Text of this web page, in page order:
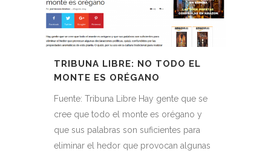
TRIBUNA LIBRE: NO TODO EL
MONTE ES ORÉGANO
Fuente: Tribuna Libre Hay gente que se
cree que todo el monte es orégano y
que sus palabras son suficientes para
eliminar el hedor que provocan algunas